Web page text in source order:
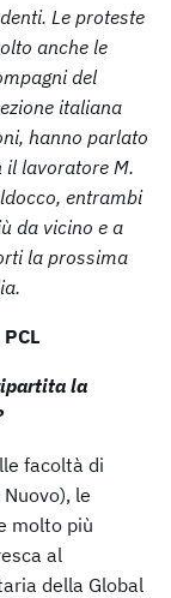
Le proteste
anche le
del
italiana
hanno parlato
il lavoratore M.
entrambi
da vicino e a
la prossima
la
facoltà di
le
molto più
al
della Global